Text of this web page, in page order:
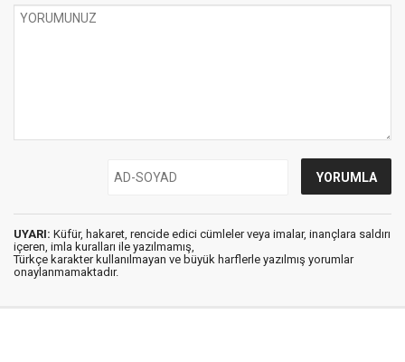
UYARI: Küfür, hakaret, rencide edici cümleler veya imalar, inançlara saldırı
içeren, imla kuralları ile yazılmamış,
Türkçe karakter kullanılmayan ve büyük harflerle yazılmış yorumlar
onaylanmamaktadır.